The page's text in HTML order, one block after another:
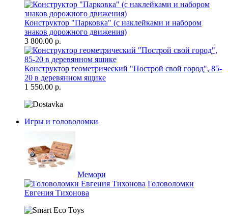
Конструктор "Парковка" (с наклейками и набором
знаков дорожного движения)
3 800.00 р.
Конструктор геометрический "Построй свой город", 85-
20 в деревянном ящике
1 550.00 р.
Игры и головоломки
Мемори
Головоломки
Евгения Тихонова